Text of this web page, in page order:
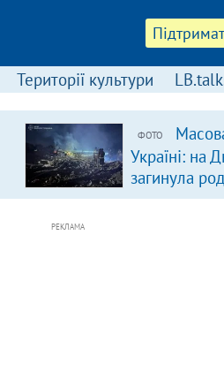
Території культури
ФОТО
Україні: на
загинула
удар по
РЕКЛАМА